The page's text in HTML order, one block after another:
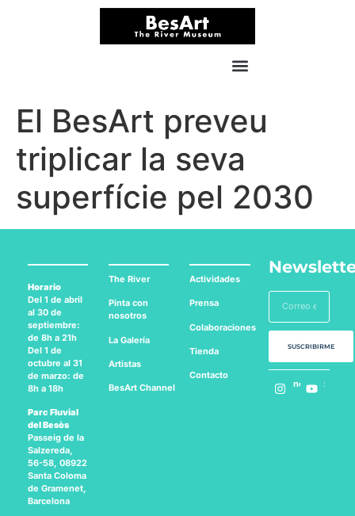
El BesArt preveu
triplicar la seva
superfície pel 2030
Horario
Del 1 de abril
al 30 de
septiembre:
de 8h a 21h
Del 1 de
octubre al 31
de marzo: de
8h a 18h
Parc Fluvial
del Besòs
Passeig de la
Salzereda,
56-58, 08922
Santa Coloma
de Gramenet,
Barcelona
The River
Pinta con
nosotros
La Galería
Artistas
BesArt Channel
Actividades
Prensa
Colaboraciones
Tienda
Contacto
SUSCRIBIRME
Síguenos en: